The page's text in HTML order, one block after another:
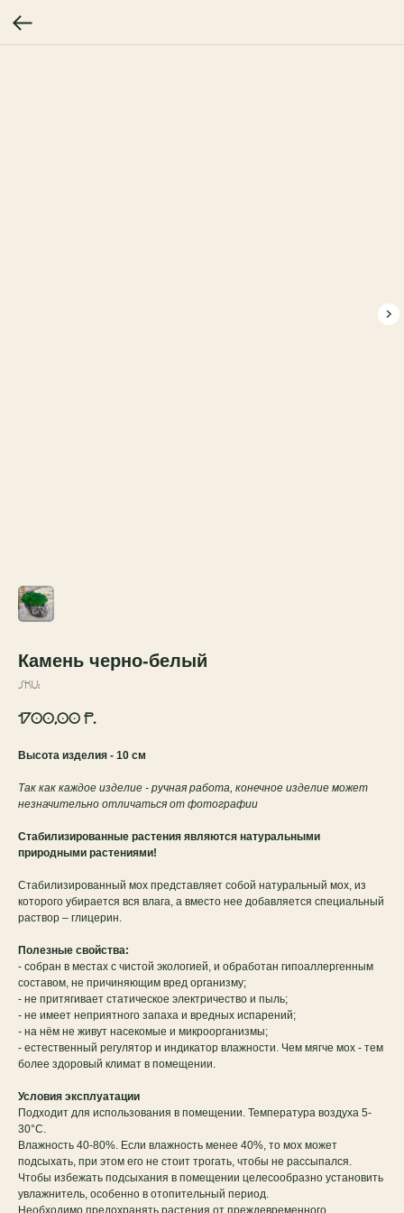
Камень черно-белый
SKU:
1700,00 р.
Высота изделия - 10 см
Так как каждое изделие - ручная работа, конечное изделие может
незначительно отличаться от фотографии
Стабилизированные растения являются натуральными
природными растениями!
Стабилизированный мох представляет собой натуральный мох, из
которого убирается вся влага, а вместо нее добавляется специальный
раствор – глицерин.
Полезные свойства:
- собран в местах с чистой экологией, и обработан гипоаллергенным
составом, не причиняющим вред организму;
- не притягивает статическое электричество и пыль;
- не имеет неприятного запаха и вредных испарений;
- на нём не живут насекомые и микроорганизмы;
- естественный регулятор и индикатор влажности. Чем мягче мох - тем
более здоровый климат в помещении.
Условия эксплуатации
Подходит для использования в помещении. Температура воздуха 5-
30°C.
Влажность 40-80%. Если влажность менее 40%, то мох может
подсыхать, при этом его не стоит трогать, чтобы не рассыпался.
Чтобы избежать подсыхания в помещении целесообразно установить
увлажнитель, особенно в отопительный период.
Необходимо предохранять растения от преждевременного